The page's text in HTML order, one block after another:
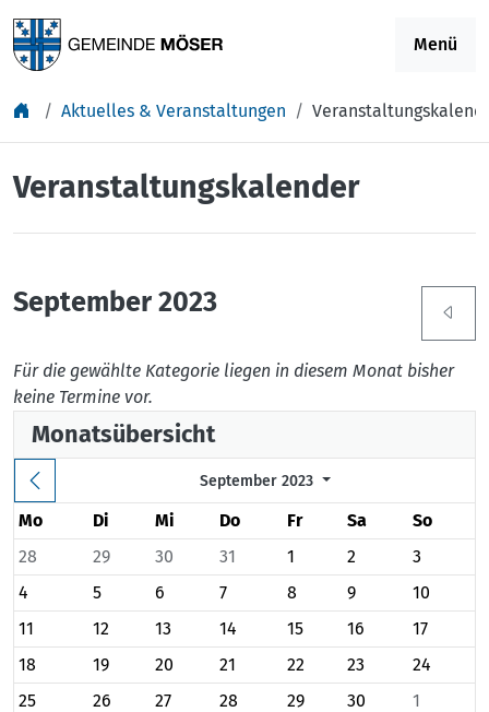
Menü
Aktuelles & Veranstaltungen
Veranstaltungskalender
September 2023
Für die gewählte Kategorie liegen in diesem Monat bisher
keine Termine vor.
Monatsübersicht
September 2023
Mo Di Mi Do Fr Sa
So
28
29 30 31 1 2
3
4
5 6 7 8 9
10
11
12 13 14 15 16
17
18
19 20 21 22 23
24
25
26 27 28 29 30 1